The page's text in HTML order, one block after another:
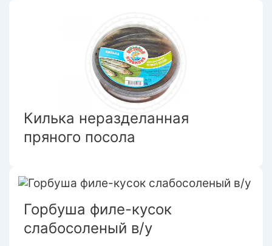
Килька неразделанная
пряного посола
Горбуша филе-кусок
слабосоленый в/у